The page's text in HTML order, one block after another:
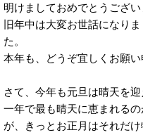
明けましておめでとうござい
旧年中は大変お世話になり
た。
本年も、どうぞ宜しくお願い
さて、今年も元旦は晴天を迎
一年で最も晴天に恵まれる
が、きっとお正月はそれだ